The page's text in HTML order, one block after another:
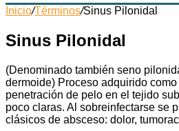
Inicio/Términos/Sinus Pilonidal
Sinus Pilonidal
(Denominado también seno
dermoide) Proceso adquirido
penetración de pelo en el tejido
poco claras. Al sobreinfectarse se
clásicos de absceso: dolor,